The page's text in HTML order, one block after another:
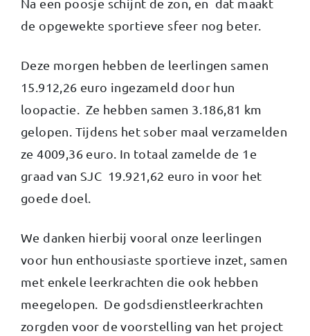
Na een poosje schijnt de zon, en dat maakt
de opgewekte sportieve sfeer nog beter.
Deze morgen hebben de leerlingen samen
15.912,26 euro ingezameld door hun
loopactie. Ze hebben samen 3.186,81 km
gelopen. Tijdens het sober maal verzamelden
ze 4009,36 euro. In totaal zamelde de 1 e
graad van SJC 19.921,62 euro in voor het
goede doel.
We danken hierbij vooral onze leerlingen
voor hun enthousiaste sportieve inzet, samen
met enkele leerkrachten die ook hebben
meegelopen. De godsdienstleerkrachten
zorgden voor de voorstelling van het project